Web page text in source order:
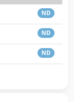
ND
ND
ND